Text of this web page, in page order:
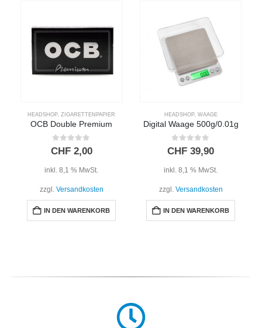
HEADSHOP, ZIGARETTENPAPIER
OCB Double Premium
0out of 5
CHF2,00
inkl. 8,1 % MwSt.
zzgl. Versandkosten
IN DEN WARENKORB
HEADSHOP, WAAGE
Digital Waage 500g/0.01g
0out of 5
CHF 39,90
inkl. 8,1 % MwSt.
zzgl. Versandkosten
IN DEN WARENKORB